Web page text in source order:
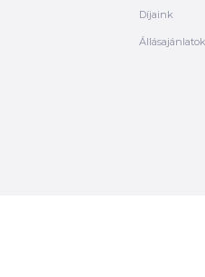
Díjaink
Állásajánlatok